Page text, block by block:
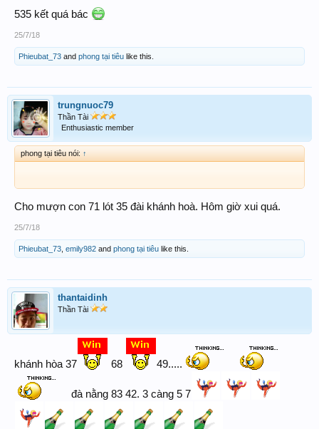
535 kết quá bác
25/7/18
Phieubat_73 and phong tại tiêu like this.
trungnuoc79
Thần Tài
Enthusiastic member
phong tại tiêu nói: ↑
Cho mượn con 71 lót 35 đài khánh hoà. Hôm giờ xui quá.
25/7/18
Phieubat_73 emily982 and phong tại tiêu like this.
thantaidinh
Thần Tài
khánh hòa 37 68 49.....
đà nằng 83 42. 3 càng 5 7